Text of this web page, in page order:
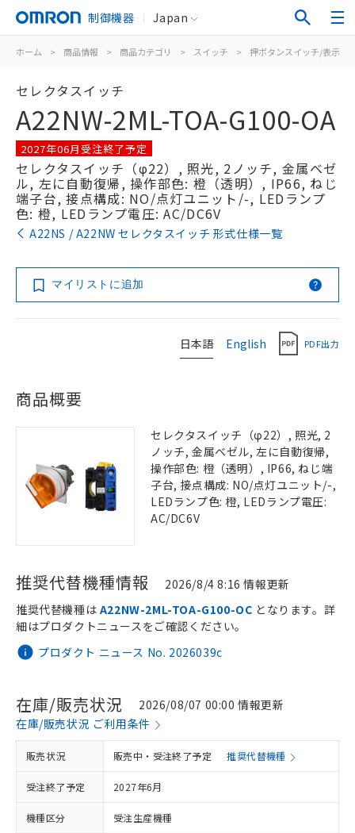
制御機器 Japan
ホーム > 商品情報 > 商品カテゴリ > スイッチ > 押ボタンスイッチ/表示灯
セレクタスイッチ
A22NW-2ML-TOA-G100-OA
2027年06月受注終了予定
セレクタスイッチ（φ22）, 照光, 2ノッチ, 金属ベゼ
ル, 左に自動復帰, 操作部色: 橙（透明）, IP66, ねじ
端子台, 接点構成: NO/点灯ユニット/-, LEDランプ
色: 橙, LEDランプ電圧: AC/DC6V
A22NS / A22NW セレクタスイッチ 形式仕様一覧
マイリストに追加
日本語 English PDF出力
商品概要
セレクタスイッチ（φ22）, 照光, 2
ノッチ, 金属ベゼル, 左に自動復帰,
操作部色: 橙（透明）, IP66, ねじ端
子台, 接点構成: NO/点灯ユニット/-,
LEDランプ色: 橙, LEDランプ電圧:
AC/DC6V
推奨代替機種情報 2026/8/4 8:16 情報更新
プロダクト ニュース No. 2026039c
推奨代替機種は A22NW-2ML-TOA-G100-OC となります。詳
細はプロダクトニュースをご確認ください。
在庫/販売状況
2026/08/07 00:00 情報更新
在庫/販売状況 ご利用条件
販売状況 販売中・受注終了予定 推奨代替機種
受注終了予定 2027年6月
機種区分 受注生産機種